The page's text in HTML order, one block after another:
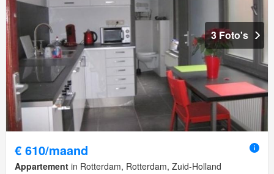
3 Foto's
€ 610/maand
Appartement in Rotterdam, Rotterdam, Zuid-Holland